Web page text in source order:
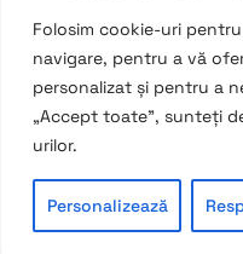
Folosim cookie-uri
navigare, pentru a vă
personalizat și pentru a
„Accept toate”, sunteți
urilor.
Personalizează
Instagram
LinkedIn
Facebook